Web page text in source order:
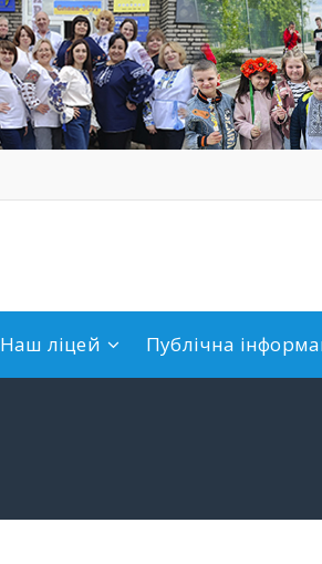
Наш ліцей Публічна